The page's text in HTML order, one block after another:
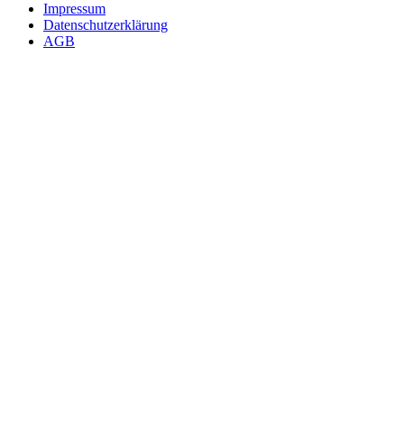
Impressum
Datenschutzerklärung
AGB